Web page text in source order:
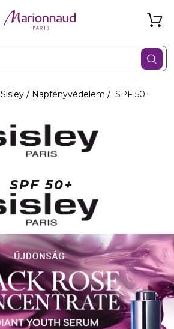
Sisley Napfényvédelem SPF 50+
SPF 50+